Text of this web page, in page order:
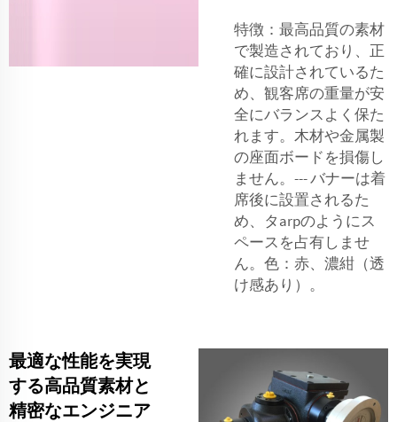
特徴：最高品質の素材
で製造されており、正
確に設計されているた
め、観客席の重量が安
全にバランスよく保た
れます。木材や金属製
の座面ボードを損傷し
ません。--- バナーは着
席後に設置されるた
め、タarpのようにス
ペースを占有しませ
ん。色：赤、濃紺（透
け感あり）。
最適な性能を実現
する高品質素材と
精密なエンジニア